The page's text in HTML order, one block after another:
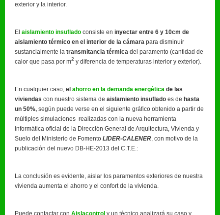
exterior y la interior.
El aislamiento insuflado consiste en inyectar entre 6 y 10cm de
aislamiento térmico en el interior de la cámara para disminuir
sustancialmente la transmitancia térmica del paramento (cantidad de
calor que pasa por m2 y diferencia de temperaturas interior y exterior).
En cualquier caso, el ahorro en la demanda energética de las
viviendas con nuestro sistema de aislamiento insuflado es de hasta
un 50%, según puede verse en el siguiente gráfico obtenido a partir de
múltiples simulaciones realizadas con la nueva herramienta
informática oficial de la Dirección General de Arquitectura, Vivienda y
Suelo del Ministerio de Fomento LIDER-CALENER , con motivo de la
publicación del nuevo DB-HE-2013 del C.T.E.:
La conclusión es evidente, aislar los paramentos exteriores de nuestra
vivienda aumenta el ahorro y el confort de la vivienda.
Puede contactar con Aislacontrol y un técnico analizará su caso y